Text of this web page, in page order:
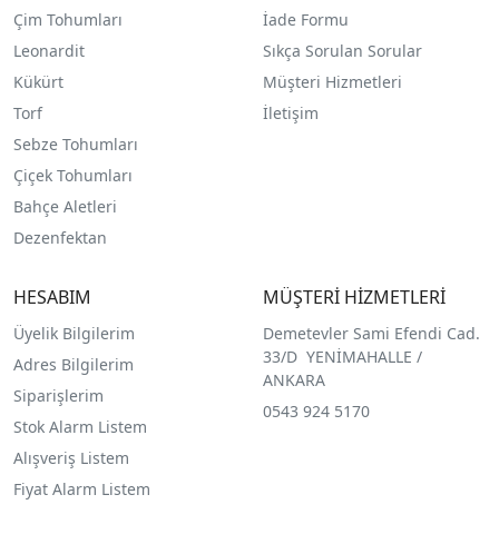
Çim Tohumları
Leonardit
Kükürt
Torf
Sebze Tohumları
Çiçek Tohumları
Bahçe Aletleri
Dezenfektan
İade Formu
Sıkça Sorulan Sorular
Müşteri Hizmetleri
İletişim
HESABIM
Üyelik Bilgilerim
Adres Bilgilerim
Siparişlerim
Stok Alarm Listem
Alışveriş Listem
Fiyat Alarm Listem
MÜŞTERİ HİZMETLERİ
Demetevler Sami Efendi Cad.
33/D YENİMAHALLE /
ANKARA
0543 924 5170